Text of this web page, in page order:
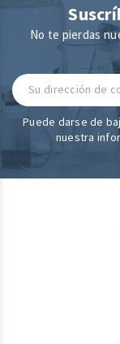
No te pierdas
Puede darse de
nuestra